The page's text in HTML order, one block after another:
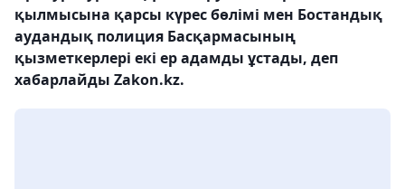
қылмысына қарсы күрес бөлімі мен Бостандық
аудандық полиция Басқармасының
қызметкерлері екі ер адамды ұстады, деп
хабарлайды Zakon.kz.